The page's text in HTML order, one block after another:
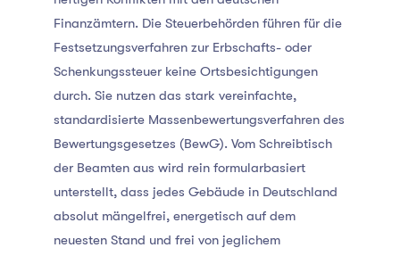
Finanzämtern. Die Steuerbehörden führen für die
Festsetzungsverfahren zur Erbschafts- oder
Schenkungssteuer keine Ortsbesichtigungen
durch. Sie nutzen das stark vereinfachte,
standardisierte Massenbewertungsverfahren des
Bewertungsgesetzes (BewG). Vom Schreibtisch
der Beamten aus wird rein formularbasiert
unterstellt, dass jedes Gebäude in Deutschland
absolut mängelfrei, energetisch auf dem
neuesten Stand und frei von jeglichem